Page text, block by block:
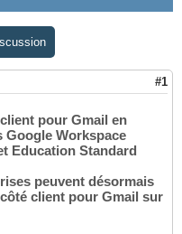
#1
pour Gmail en
Workspace
Education Standard
peuvent désormais
client pour Gmail sur